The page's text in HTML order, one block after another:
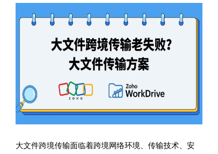
大文件跨境传输面临着跨境网络环境、传输技术、安